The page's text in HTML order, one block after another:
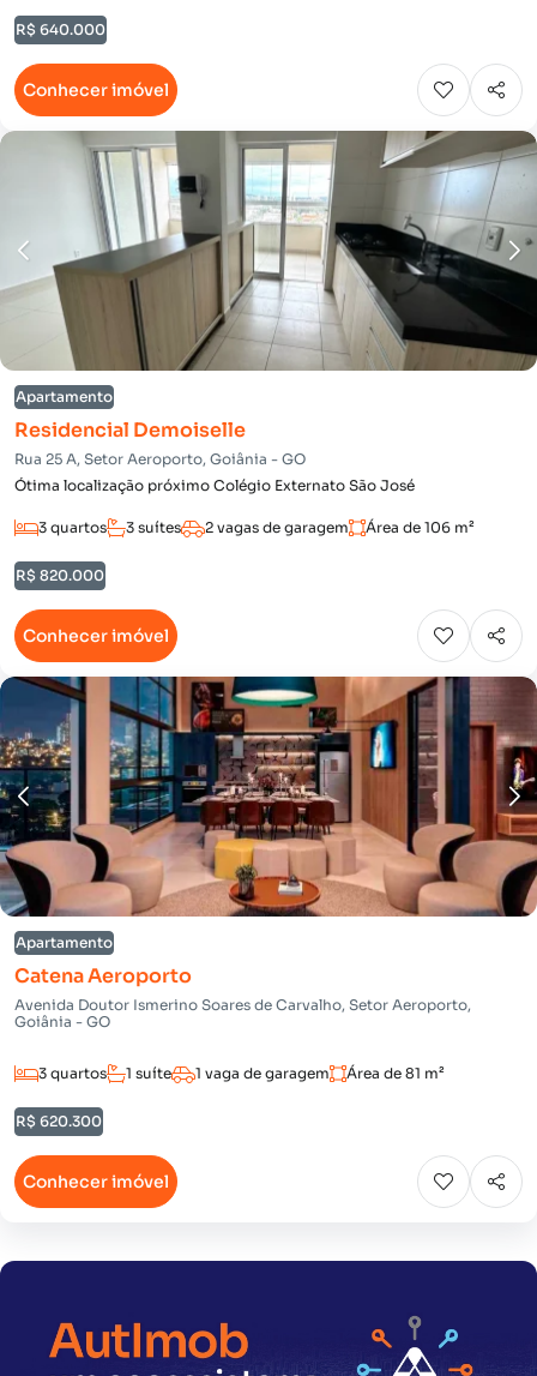
R$ 640.000
Conhecer imóvel
Apartamento
Residencial Demoiselle
Rua 25 A, Setor Aeroporto, Goiânia - GO
Ótima localização próximo Colégio Externato São José
3 quartos 3 suítes 2 vagas de garagem Área de 106 m²
R$ 820.000
Conhecer imóvel
Apartamento
Catena Aeroporto
Avenida Doutor Ismerino Soares de Carvalho, Setor Aeroporto,
Goiânia - GO
3 quartos 1 suíte 1 vaga de garagem Área de 81 m²
R$ 620.300
Conhecer imóvel